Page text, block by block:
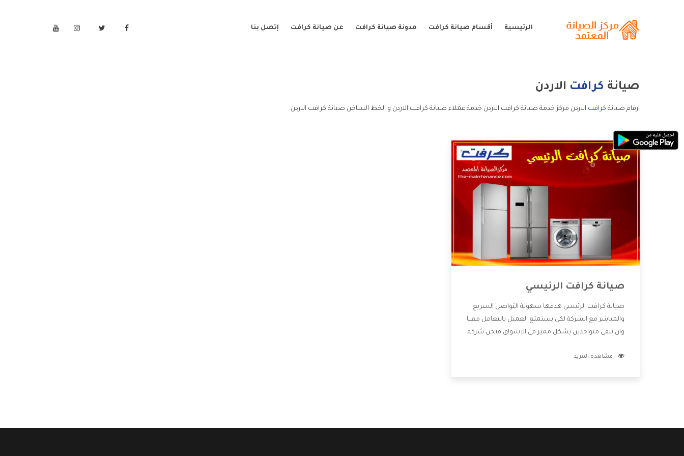
الرئيسية أقسام صيانة كرافت مدونة صيانة كرافت عن صيانة كرافت إتصل بنا
صيانة كرافت الاردن
ارقام صيانة كرافت الاردن مركز خدمة صيانة كرافت الاردن خدمة عملاء صيانة كرافت الاردن و الخط الساخن صيانة كرافت الاردن.
صيانة كرافت الرئيسي
صيانة كرافت الرئيسي هدفها سهولة التواصل السريع
والمباشر مع الشركة لكى يستمتع العميل بالتعامل معنا
وان نبقى متواجدين بشكل مميز فى الاسواق فنحن شركة
بالخدمات التى تنفرد الشركة بها والتى تكون منها خدمة
مشاهدة المزيد